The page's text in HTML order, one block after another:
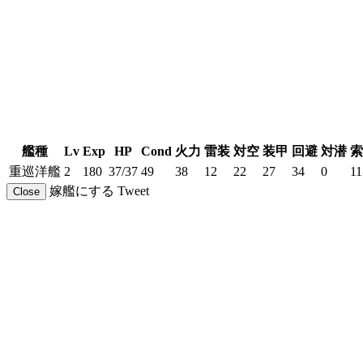
艦種 Lv Exp HP Cond 火力 雷装 対空 装甲 回避 対潜
重巡洋艦 2 180 37/37 49 38 12 22 27 34 0 11
Close 嫁艦にする Tweet